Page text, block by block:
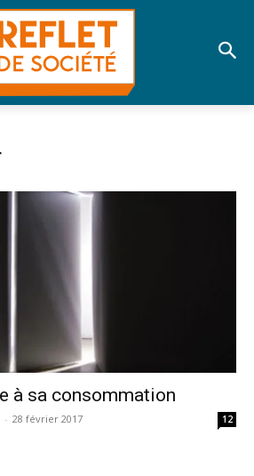
à sa consommation
- 28 février 2017 12